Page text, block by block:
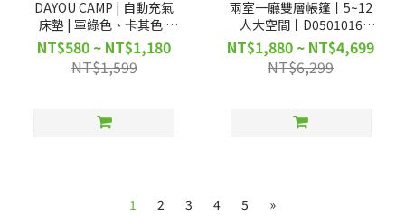
DAYOU CAMP | 自動充氣
床墊 | 軍綠色、卡其色 |
D0504003 D0504011
NT$580 ~ NT$1,180
NT$1,599
兩室一廳雙層帳篷丨5~12
人大空間丨D0501016
D0501017 D0501015
D0501027
NT$1,880 ~ NT$4,699
NT$6,299
1 2 3 4 5 »